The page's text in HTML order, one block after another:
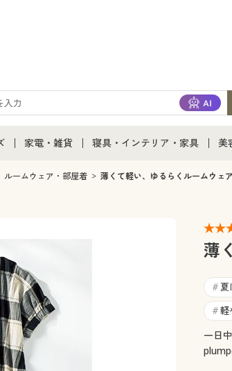
通販すべて
家電・雑貨
家電・雑貨すべて
寝具・インテリア・家具
寝具・インテリア・家具通販す
カーテン・ラグ・ファブリック
美
美
ルームウェア・部屋着 薄くて軽い、ゆるらくルームウェア
薄
# 夏
# 軽
一日